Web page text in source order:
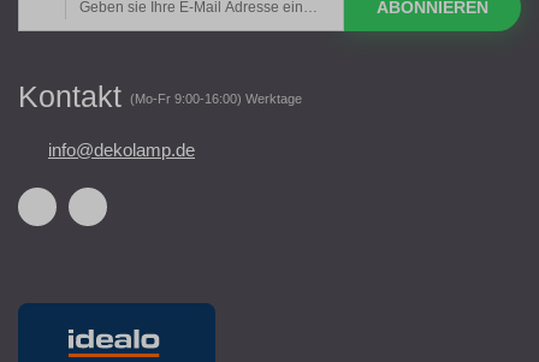
ABONNIEREN
Kontakt (Mo-Fr 9:00-16:00) Werktage
info@dekolamp.de